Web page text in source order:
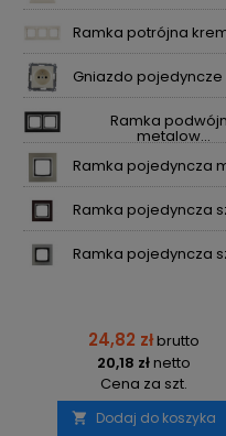
Ramka potrójna
Gniazdo pojedyncze
Ramka
metalow...
Ramka pojedyncza
Ramka pojedyncza
Ramka pojedyncza
24,82 złbrutto
20,18 złnetto
Cena za szt.
 Dodaj do koszyka